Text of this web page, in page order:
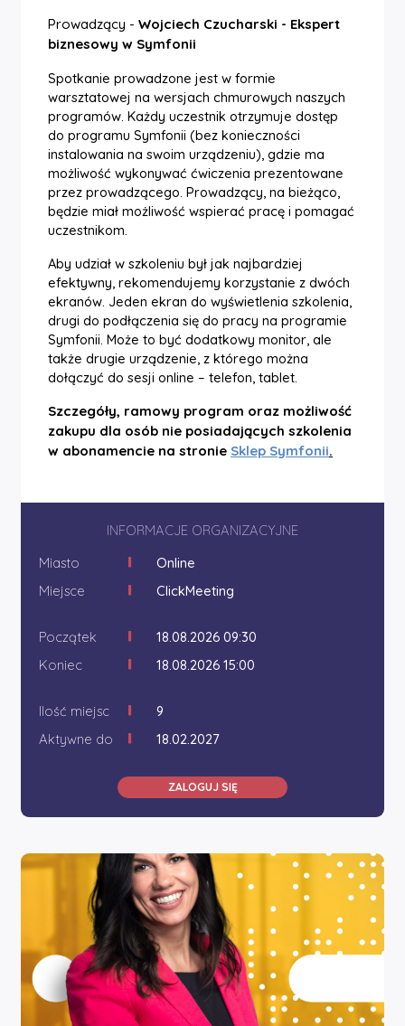
Prowadzący - Wojciech Czucharski - Ekspert
biznesowy w Symfonii
Spotkanie prowadzone jest w formie
warsztatowej na wersjach chmurowych naszych
programów. Każdy uczestnik otrzymuje dostęp
do programu Symfonii (bez konieczności
instalowania na swoim urządzeniu), gdzie ma
możliwość wykonywać ćwiczenia prezentowane
przez prowadzącego. Prowadzący, na bieżąco,
będzie miał możliwość wspierać pracę i pomagać
uczestnikom.
Aby udział w szkoleniu był jak najbardziej
efektywny, rekomendujemy korzystanie z dwóch
ekranów. Jeden ekran do wyświetlenia szkolenia,
drugi do podłączenia się do pracy na programie
Symfonii. Może to być dodatkowy monitor, ale
także drugie urządzenie, z którego można
dołączyć do sesji online – telefon, tablet.
Szczegóły, ramowy program oraz możliwość
zakupu dla osób nie posiadających szkolenia
w abonamencie na stronie Sklep Symfonii.
INFORMACJE ORGANIZACYJNE
Miasto
Online
Miejsce
ClickMeeting
Początek
18.08.2026 09:30
Koniec
18.08.2026 15:00
Ilość miejsc
9
Aktywne do
18.02.2027
ZALOGUJ SIĘ